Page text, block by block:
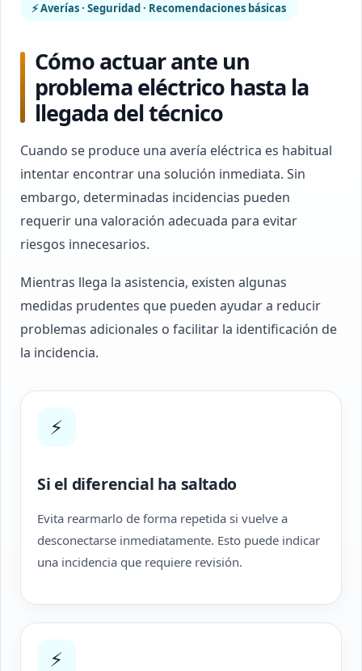
⚡ Averías · Seguridad · Recomendaciones básicas
Cómo actuar ante un
problema eléctrico hasta la
llegada del técnico
Cuando se produce una avería eléctrica es habitual
intentar encontrar una solución inmediata. Sin
embargo, determinadas incidencias pueden
requerir una valoración adecuada para evitar
riesgos innecesarios.
Mientras llega la asistencia, existen algunas
medidas prudentes que pueden ayudar a reducir
problemas adicionales o facilitar la identificación de
la incidencia.
⚡
Si el diferencial ha saltado
Evita rearmarlo de forma repetida si vuelve a
desconectarse inmediatamente. Esto puede indicar
una incidencia que requiere revisión.
⚡